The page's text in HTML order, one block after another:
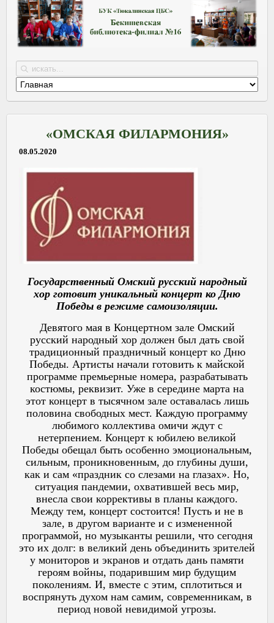
«ОМСКАЯ ФИЛАРМОНИЯ»
08.05.2020
Государственный Омский русский народный
хор готовит уникальный концерт ко Дню
Победы в режиме самоизоляции.
Девятого мая в Концертном зале Омский
русский народный хор должен был дать свой
традиционный праздничный концерт ко Дню
Победы. Артисты начали готовить к майской
программе премьерные номера, разрабатывать
костюмы, реквизит. Уже в середине марта на
этот концерт в тысячном зале оставалась лишь
половина свободных мест. Каждую программу
любимого коллектива омичи ждут с
нетерпением. Концерт к юбилею великой
Победы обещал быть особенно эмоциональным,
сильным, проникновенным, до глубины души,
как и сам «праздник со слезами на глазах». Но,
ситуация пандемии, охватившей весь мир,
внесла свои коррективы в планы каждого.
Между тем, концерт состоится! Пусть и не в
зале, в другом варианте и с измененной
программой, но музыканты решили, что сегодня
это их долг: в великий день объединить зрителей
у мониторов и экранов и отдать дань памяти
героям войны, подарившим мир будущим
поколениям. И, вместе с этим, сплотиться и
воспрянуть духом нам самим, современникам, в
период новой невидимой угрозы.